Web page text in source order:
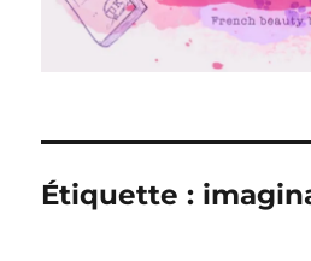
Étiquette :